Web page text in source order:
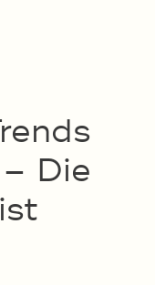
– Die